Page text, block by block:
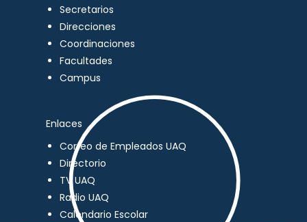
Secretarios
Direcciones
Coordinaciones
Facultades
Campus
Enlaces
Correo de Empleados UAQ
Directorio
TV UAQ
Radio UAQ
Calendario Escolar